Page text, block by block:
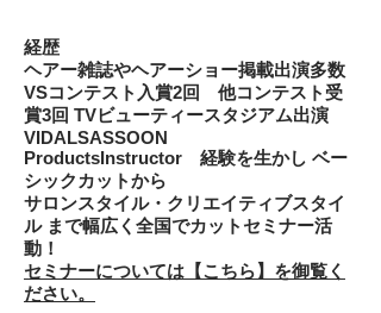
経歴
ヘアー雑誌やヘアーショー掲載出演多数
VSコンテスト入賞2回 他コンテスト受
賞3回 TVビューティースタジアム出演
VIDALSASSOON
ProductsInstructor 経験を生かし ベー
シックカットから
サロンスタイル・クリエイティブスタイ
ル まで幅広く全国でカットセミナー活
動！
​セミナーについては【こちら】を御覧く
ださい。